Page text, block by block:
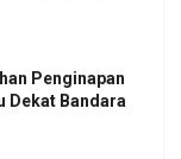
Penginapan
Dekat Bandara